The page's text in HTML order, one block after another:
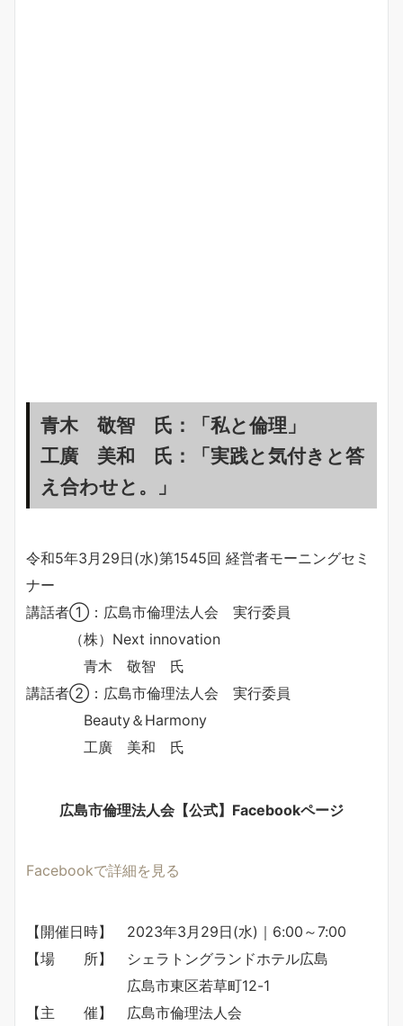
青木 敬智 氏：「私と倫理」
工廣 美和 氏：「実践と気付きと答
え合わせと。」
令和5年3月29日(水)第1545回 経営者モーニングセミ
ナー
講話者①：広島市倫理法人会 実行委員
（株）Next innovation
青木 敬智 氏
講話者②：広島市倫理法人会 実行委員
Beauty＆Harmony
工廣 美和 氏
広島市倫理法人会【公式】Facebookページ
Facebookで詳細を見る
【開催日時】 2023年3月29日(水)｜6:00～7:00
【場 所】 シェラトングランドホテル広島
広島市東区若草町12-1
【主 催】 広島市倫理法人会